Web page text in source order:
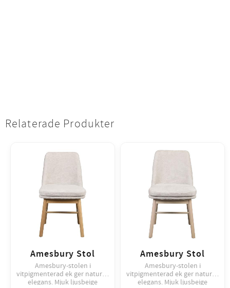
Relaterade Produkter
Amesbury Stol
Amesbury-stolen i
vitpigmenterad ek ger naturlig
elegans. Mjuk ljusbeige
Amesbury Stol
Amesbury-stolen i
vitpigmenterad ek ger naturlig
elegans. Mjuk ljusbeige